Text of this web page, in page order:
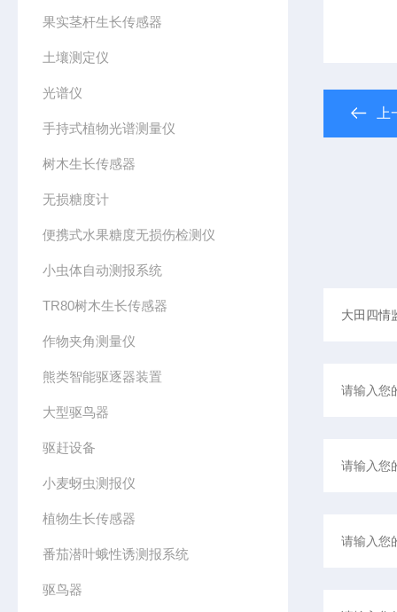
果实茎杆生长传感器
土壤测定仪
光谱仪
手持式植物光谱测量仪
树木生长传感器
无损糖度计
便携式水果糖度无损伤检测仪
小虫体自动测报系统
TR80树木生长传感器
作物夹角测量仪
熊类智能驱逐器装置
大型驱鸟器
驱赶设备
小麦蚜虫测报仪
植物生长传感器
番茄潜叶蛾性诱测报系统
驱鸟器